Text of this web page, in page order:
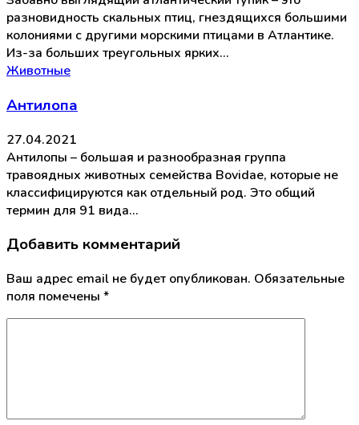
разновидность скальных птиц, гнездящихся большими
колониями с другими морскими птицами в Атлантике.
Из-за больших треугольных ярких…
Животные
Антилопа
27.04.2021
Антилопы – большая и разнообразная группа
травоядных животных семейства Bovidae, которые не
классифицируются как отдельный род. Это общий
термин для 91 вида…
Добавить комментарий
Ваш адрес email не будет опубликован. Обязательные
поля помечены *